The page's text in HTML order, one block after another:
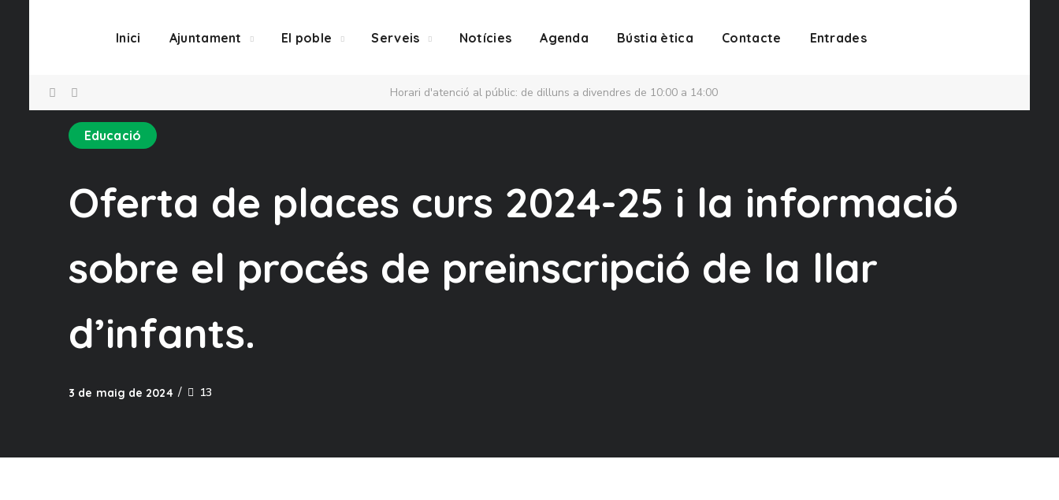
Inici Ajuntament El poble Serveis Notícies Agenda Bústia ètica Contacte Entrades
Horari d'atenció al públic: de dilluns a divendres de 10:00 a 14:00
Educació
Oferta de places curs 2024-25 i la informació
sobre el procés de preinscripció de la llar
d’infants.
3 de maig de 2024 13